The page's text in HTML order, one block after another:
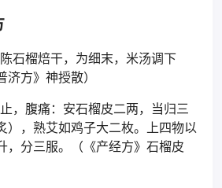
石榴焙干，为细末，米汤调下
方》神授散）
，腹痛：安石榴皮二两，当归三
），熟艾如鸡子大二枚。上四物以
，分三服。（《产经方》石榴皮